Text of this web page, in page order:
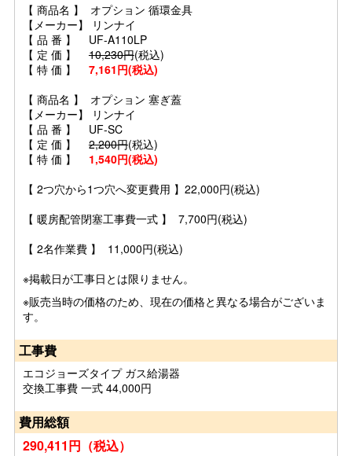
【 商品名 】 オプション 循環金具
【メーカー】 リンナイ
【 品 番 】 UF-A110LP
【 定 価 】 10,230円(税込)
【 特 価 】 7,161円(税込)
【 商品名 】 オプション 塞ぎ蓋
【メーカー】 リンナイ
【 品 番 】 UF-SC
【 定 価 】 2,200円(税込)
【 特 価 】 1,540円(税込)
【 2つ穴から1つ穴へ変更費用 】22,000円(税込)
【 暖房配管閉塞工事費一式 】 7,700円(税込)
【 2名作業費 】 11,000円(税込)
※掲載日が工事日とは限りません。
※販売当時の価格のため、現在の価格と異なる場合がございま
す。
工事費
エコジョーズタイプ ガス給湯器
交換工事費 一式 44,000円
費用総額
290,411円（税込）